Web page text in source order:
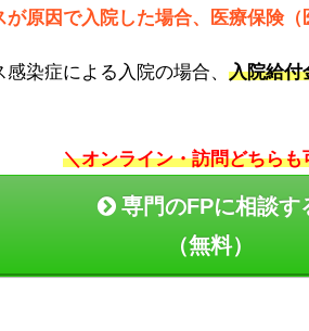
が原因で入院した場合、医療保険（
感染症による入院の場合、入院給付
＼オンライン・訪問どちらも
専門のFPに相談す
（無料）